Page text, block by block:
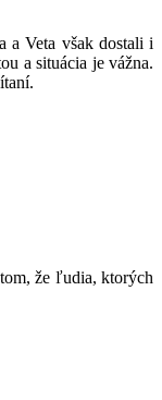
a Veta však dostali i
a situácia je vážna.
že ľudia, ktorých